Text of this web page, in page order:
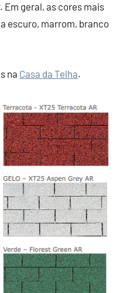
Em geral, as cores mais
escuro, marrom, branco
na Casa da Telha.